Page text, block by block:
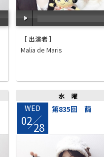
［ 出演者 ］
Malia de Maris
水曜
WED
0228
第835回 繭